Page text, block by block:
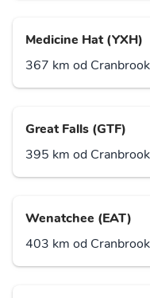
Medicine Hat (YXH)
367 km od Cranbrook
Great Falls (GTF)
395 km od Cranbrook
Wenatchee (EAT)
403 km od Cranbrook